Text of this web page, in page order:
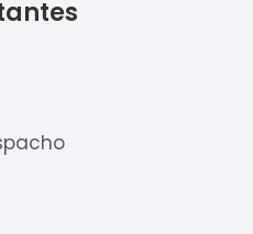
a sus preguntas. ¡Lo